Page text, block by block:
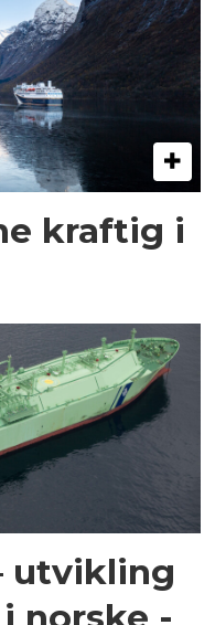
kraftig i
utvikling